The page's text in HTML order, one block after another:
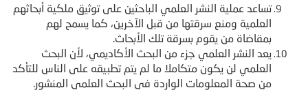
تساعد عملية النشر العلمي الباحثين على توثيق ملكية أبحاثهم
العلمية ومنع سرقتها من قبل الآخرين، كما يسمح لهم
بمقاضاة من يقوم بسرقة تلك الأبحاث.
يعد النشر العلمي جزء من البحث الأكاديمي، لأن البحث
العلمي لن يكون متكاملا ما لم يتم تطبيقه على الناس للتأكد
من صحة المعلومات الواردة في البحث العلمي المنشور.